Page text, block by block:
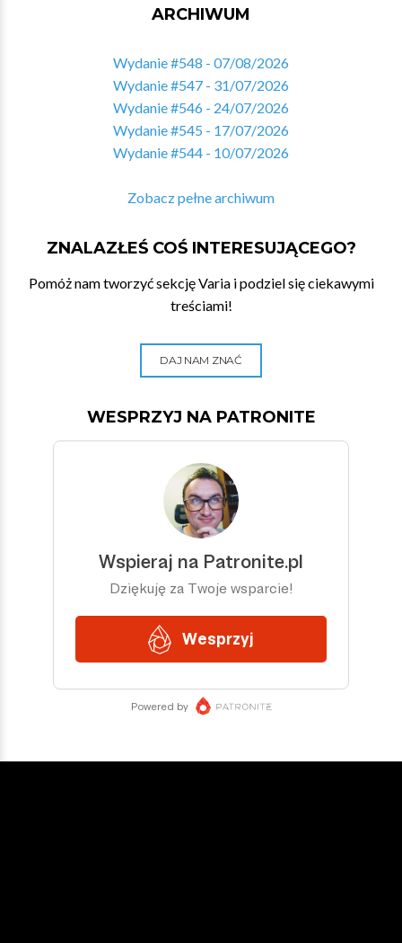
ARCHIWUM
Wydanie #548 - 07/08/2026
Wydanie #547 - 31/07/2026
Wydanie #546 - 24/07/2026
Wydanie #545 - 17/07/2026
Wydanie #544 - 10/07/2026
Zobacz pełne archiwum
ZNALAZŁEŚ COŚ INTERESUJĄCEGO?
Pomóż nam tworzyć sekcję Varia i podziel się ciekawymi
treściami!
DAJ NAM ZNAĆ
WESPRZYJ NA PATRONITE